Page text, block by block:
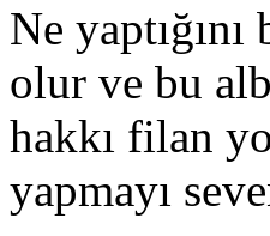
Ne
olur ve bu
hakkı filan
yapmayı